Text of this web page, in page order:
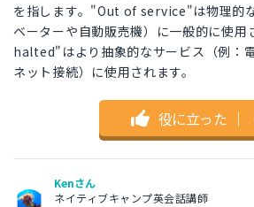
を指します。"Out of service"は物理的
ベーターや自動販売機）に一般的に使
halted"はより抽象的なサービス（例：
ネット接続）に使用されます。
役に立った ｜
Kenさん
ネイティブキャンプ英会話講師